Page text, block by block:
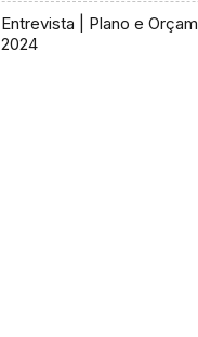
Entrevista | Plano e
2024